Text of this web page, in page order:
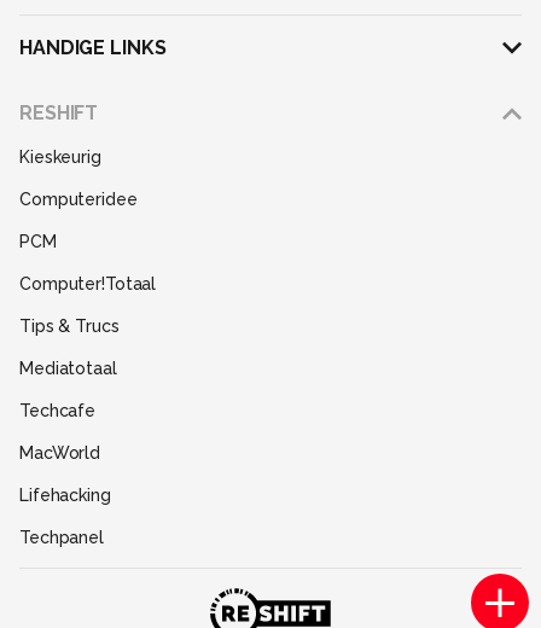
HANDIGE LINKS
RESHIFT
Kieskeurig
Computeridee
PCM
Computer!Totaal
Tips & Trucs
Mediatotaal
Techcafe
MacWorld
Lifehacking
Techpanel